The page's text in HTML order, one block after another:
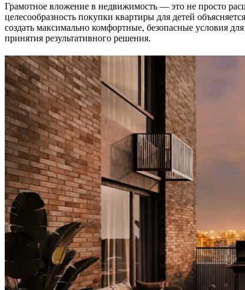
Грамотное вложение в недвижимость — это не просто
целесообразность покупки квартиры для детей
создать максимально комфортные, безопасные условия
принятия результативного решения.